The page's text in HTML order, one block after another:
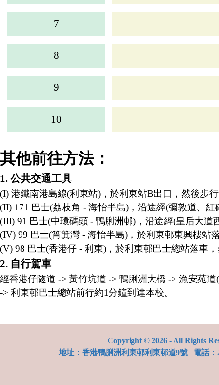
7
8
9
10
其他前往方法：
1. 公共交通工具
(I) 港鐵南港島線(利東站)，於利東站B出口，然後步
(II) 171 巴士(荔枝角 - 海怡半島)，沿途經(彌敦道、
(III) 91 巴士(中環碼頭 - 鴨脷洲邨)，沿途經(皇后大
(IV) 99 巴士(筲箕灣 - 海怡半島)，於利東邨東興樓站
(V) 98 巴士(香港仔 - 利東)，於利東邨巴士總站落車
2. 自行駕車
經香港仔隧道 -> 黃竹坑道 -> 鴨脷洲大橋 -> 漁安苑
-> 利東邨巴士總站前行約1分鐘到達本校。
Copyright © 2026 - All Rights
地址： 香港鴨脷洲利東邨利東邨道9號 電話：